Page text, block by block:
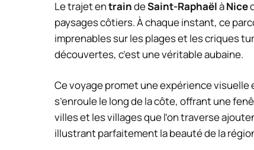
Le trajet entraindeSaint-RaphaëlàNice
paysages côtiers. À chaque instant, ce
imprenables sur les plages et les criques
découvertes, c’est une véritable aubaine.
Ce voyage promet une expérience
s’enroule le long de la côte, offrant une
villes et les villages que l’on traverse
illustrant parfaitement la beauté de la